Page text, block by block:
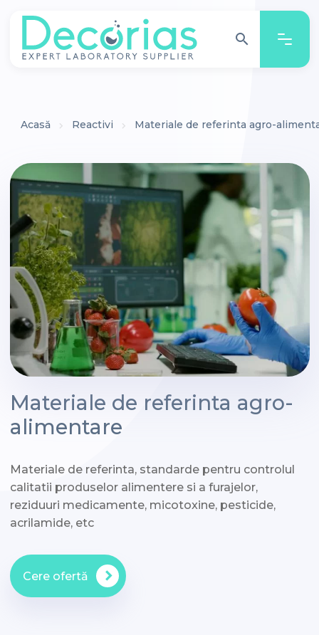
search search
Acasă Reactivi Materiale de referinta agro-
Materiale de referinta agro-
alimentare
Materiale de referinta, standarde pentru controlul
calitatii produselor alimentere si a furajelor,
reziduuri medicamente, micotoxine, pesticide,
acrilamide, etc
Cere ofertă